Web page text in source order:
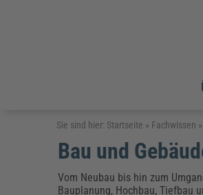
Arbeitsschutz
Fachpublikationen &
Arbeitssicherheit &
Arbeitsschutz & Brandschutz
Assistenz & Office-
Baurecht & Architektenrecht
Bau, Immobilien &
Bildung und Erziehung
Arbeitsschutz
Bildung und Erziehung
Energie und Umwelt
Arbeitsschutz
Bildung und Erziehung
Energie und Umwelt
Sie sind hier: Startseite » Fachwissen »
Bau und
Vom Neubau bis hin zum
Bauplanung, Hochbau, Tiefbau